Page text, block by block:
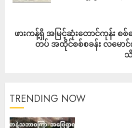
ဖားကန့်ရှိ အမြင့်ဆုံးတောင်ကုန်း စစ်
တပ် အထိုင်စစ်စခန်း လမော
TRENDING NOW